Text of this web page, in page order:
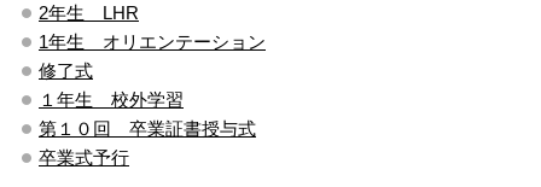
2年生 LHR
1年生 オリエンテーション
修了式
１年生 校外学習
第１０回 卒業証書授与式
卒業式予行